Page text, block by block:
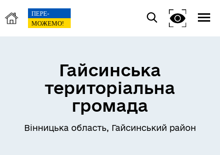
Гайсинська
територіальна
громада
Вінницька область, Гайсинський район